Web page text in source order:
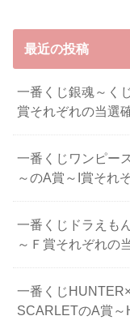
最近の投稿
一番くじ銀魂～く
賞それぞれの当選
一番くじワンピー
～のA賞～I賞それ
⼀番くじドラえも
～Ｆ賞それぞれの
一番くじ
SCARLETのA賞～